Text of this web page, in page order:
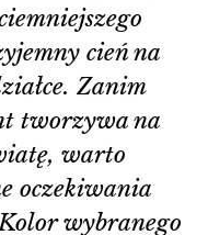
cień na
Zanim
tworzywa na
warto
oczekiwania
wybranego